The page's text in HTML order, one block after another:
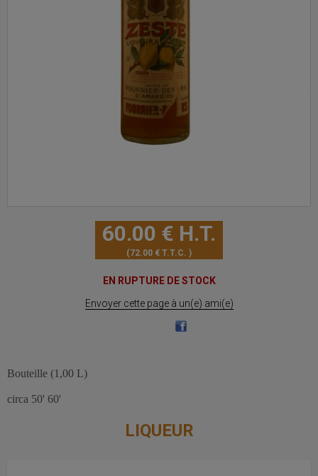
60.00 € H.T.
72.00 € T.T.C.
EN RUPTURE DE STOCK
Envoyer cette page à un(e) ami(e)
Bouteille (1,00 L)
circa 50' 60'
LIQUEUR